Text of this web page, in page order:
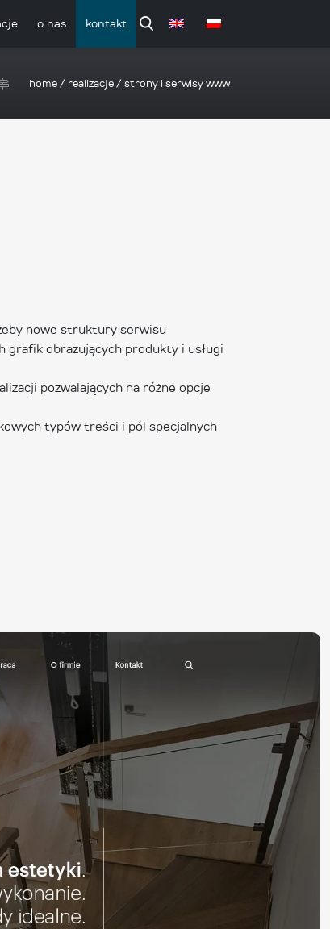
o nas kontakt
home/ realizacje/strony i serwisy www
nowe struktury serwisu
grafik obrazujących produkty i usługi
pozwalających na różne opcje
typów treści i pól specjalnych